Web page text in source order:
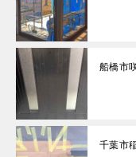
船橋市
千葉市